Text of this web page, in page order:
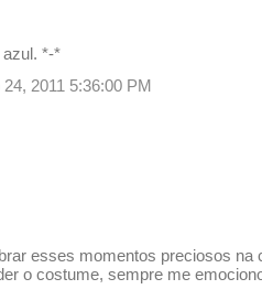
azul. *-*
2011 5:36:00 PM
esses momentos preciosos
o costume, sempre me